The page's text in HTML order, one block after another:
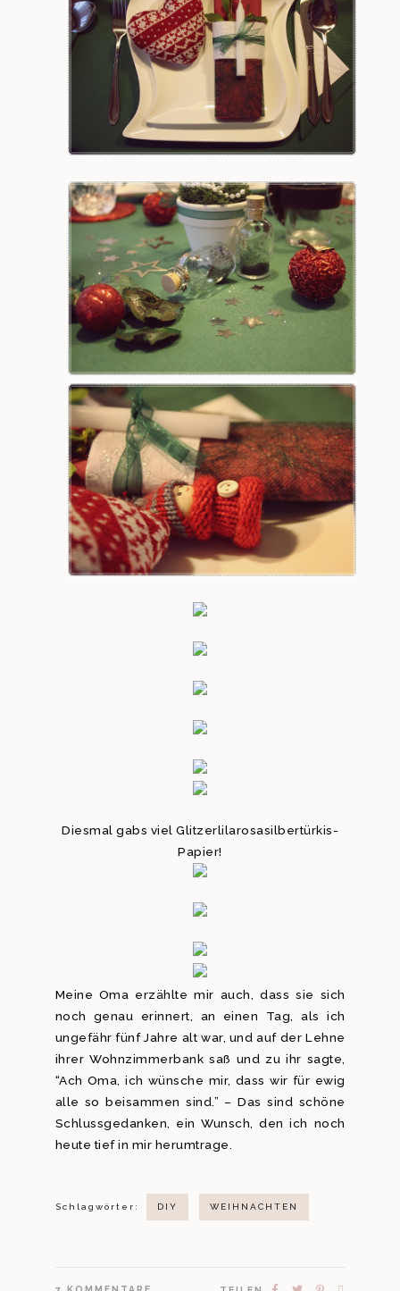
Diesmal gabs viel Glitzerlilarosasilbertürkis-
Papier!
Meine Oma erzählte mir auch, dass sie sich
noch genau erinnert, an einen Tag, als ich
ungefähr fünf Jahre alt war, und auf der Lehne
ihrer Wohnzimmerbank saß und zu ihr sagte,
“Ach Oma, ich wünsche mir, dass wir für ewig
alle so beisammen sind.” – Das sind schöne
Schlussgedanken, ein Wunsch, den ich noch
heute tief in mir herumtrage.
Schlagwörter: DIY WEIHNACHTEN